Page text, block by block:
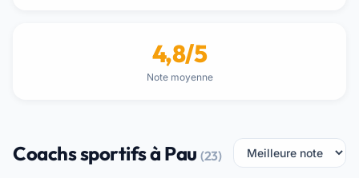
4,8/5
Note moyenne
Coachs sportifs à Pau(23)